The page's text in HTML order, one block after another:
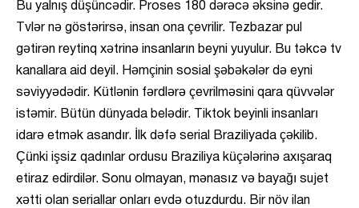
Bu yalnış düşüncədir. Proses 180 dərəcə əksinə gedir.
Tvlər nə göstərirsə, insan ona çevrilir. Tezbazar pul
gətirən reytinq xətrinə insanların beyni yuyulur. Bu təkcə tv
kanallara aid deyil. Həmçinin sosial şəbəkələr də eyni
səviyyədədir. Kütlənin fərdlərə çevrilməsini qara qüvvələr
istəmir. Bütün dünyada belədir. Tiktok beyinli insanları
idarə etmək asandır. İlk dəfə serial Braziliyada çəkilib.
Çünki işsiz qadınlar ordusu Braziliya küçələrinə axışaraq
etiraz edirdilər. Sonu olmayan, mənasız və bayağı sujet
xətti olan seriallar onları evdə otuzdurdu. Bir növ ilan